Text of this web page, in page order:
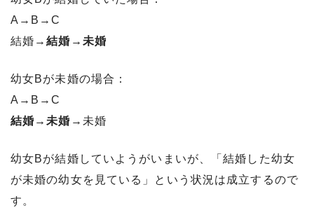
A→B→C
結婚→結婚→未婚
幼女Bが未婚の場合：
A→B→C
結婚→未婚 →未婚
幼女Bが結婚していようがいまいが、「結婚した幼女
が未婚の幼女を見ている」という状況は成立するので
す。